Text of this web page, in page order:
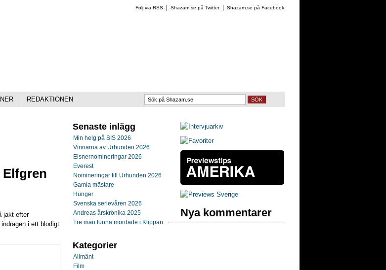
Shazam.se på Facebook
Shazam.se på Twitter
Följ via RSS
REDAKTIONEN SÖK
Elfgren
jakt efter
i ett blodigt
Senaste inlägg
Min helg på SIS 2026
Vinnarna av Urhunden 2026
Eisnernomineringar 2026
Everest
Nomineringar till Urhunden 2026
Gamla mästare
Hunger
Svenska serievåren 2026
Andreas årskrönika 2025
Tre män funna mördade i Klippan
Kategorier
Allmänt
Film
Nya kommentarer